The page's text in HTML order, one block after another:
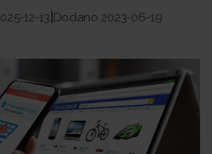
12-13 Dodano 2023-06-19